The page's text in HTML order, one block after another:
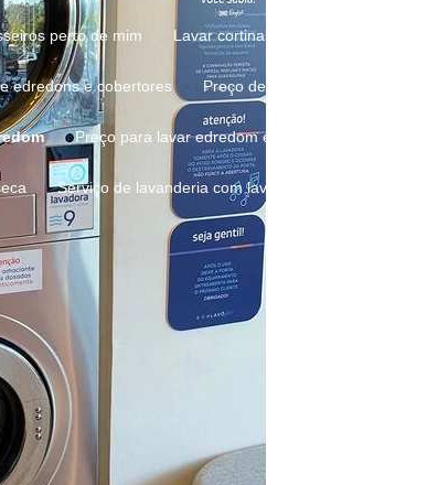
perto de mim Lavar cortinas em lavanderia
edredons e cobertores Preço de lavagem de roupa
Preço para lavar edredom em Barueri
Serviço de lavanderia com lava e seca em Barueri